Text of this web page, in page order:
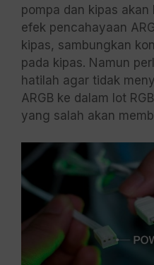
pompa dan kipas
efek pencahayaan
kipas, sambungkan
pada kipas. Namun
hatilah agar tidak
ARGB ke dalam lot
yang salah akan